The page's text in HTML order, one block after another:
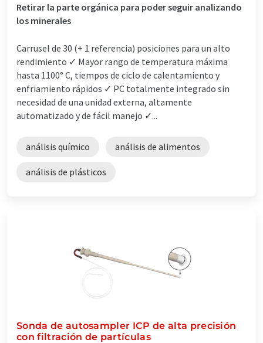
Retirar la parte orgánica para poder seguir analizando
los minerales
Carrusel de 30 (+ 1 referencia) posiciones para un alto
rendimiento ✓ Mayor rango de temperatura máxima
hasta 1100° C, tiempos de ciclo de calentamiento y
enfriamiento rápidos ✓ PC totalmente integrado sin
necesidad de una unidad externa, altamente
automatizado y de fácil manejo ✓...
análisis químico análisis de alimentos
análisis de plásticos
Sonda de autosampler ICP de alta precisión
con filtración de partículas